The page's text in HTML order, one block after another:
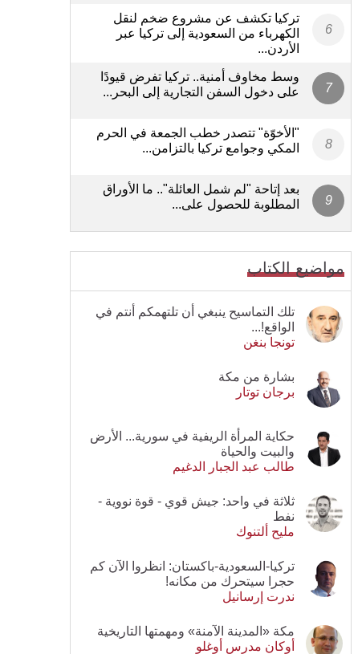
تركيا تكشف عن مشروع ضخم لنقل
الكهرباء من السعودية إلى تركيا عبر
الأردن...
وسط مخاوف أمنية.. تركيا تفرض قيودًا
على دخول السفن التجارية إلى البحر...
"الأخوّة" تتصدر خطب الجمعة في الحرم
المكي وجوامع تركيا بالتزامن...
بعد إتاحة "لم شمل العائلة".. ما الأوراق
المطلوبة للحصول على...
مواضيع الكتاب
تلك التماسيح ينبغي أن تلتهمكم أنتم في
الواقع!...
تونجا بنغن
بشارة من مكة
برجان توتار
حكاية المرأة الريفية في سورية... الأرض
والبيت والحياة
طالب عبد الجبار الدغيم
ثلاثة في واحد: جيش قوي - قوة نووية -
نفط
مليح ألتنوك
تركيا-السعودية-باكستان: انظروا الآن كم
حجرا سيتحرك من مكانه!
ندرت إرسانيل
مكة «المدينة الآمنة» ومهمتها التاريخية
أوكان مدرس أوغلو